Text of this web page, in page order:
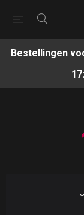
Bestellingen